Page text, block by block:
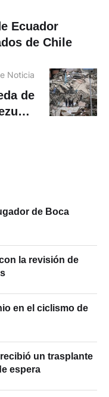
Ecuador
de Chile
Noticia
de
de Boca
la revisión de
en el ciclismo de
un trasplante
espera